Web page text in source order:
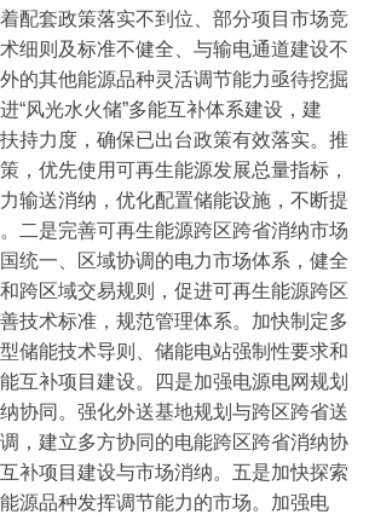
5 6 7 8
配套政策落实不到位、部分项目市场竞
细则及标准不健全、与输电通道建设不
的其他能源品种灵活调节能力亟待挖掘
“风光水火储”多能互补体系建设，建
持力度，确保已出台政策有效落实。推
，优先使用可再生能源发展总量指标，
输送消纳，优化配置储能设施，不断提
二是完善可再生能源跨区跨省消纳市场
统一、区域协调的电力市场体系，健全
跨区域交易规则，促进可再生能源跨区
技术标准，规范管理体系。加快制定多
储能技术导则、储能电站强制性要求和
互补项目建设。四是加强电源电网规划
协同。强化外送基地规划与跨区跨省送
，建立多方协同的电能跨区跨省消纳协
补项目建设与市场消纳。五是加快探索
源品种发挥调节能力的市场。加强电